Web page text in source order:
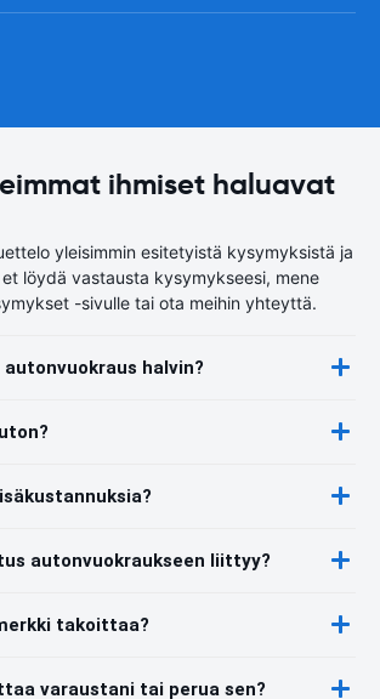
ihmiset haluavat
yleisimmin esitetyistä kysymyksistä ja
löydä vastausta kysymykseesi, mene
-sivulle tai ota meihin yhteyttä.
autonvuokraus halvin?
autonvuokraukseen liittyy?
takoittaa?
varaustani tai perua sen?